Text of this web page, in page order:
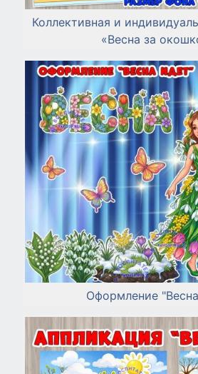
Коллективная и
«Весна за
Оформление